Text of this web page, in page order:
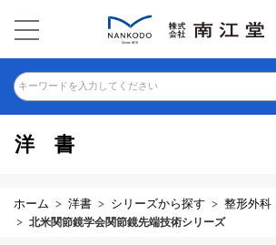
キーワードを入力してください
洋書
ホーム 洋書 シリーズから探す 整形外科
北米関節鏡学会関節鏡先端技術シリーズ